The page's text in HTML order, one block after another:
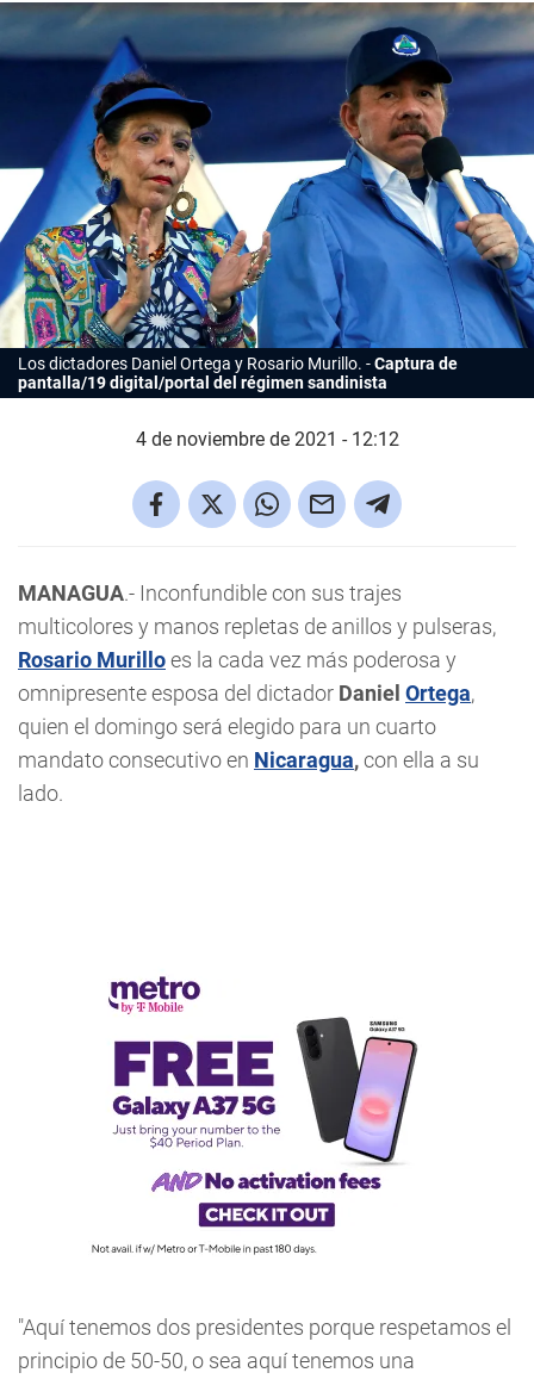
Los dictadores Daniel Ortega y Rosario Murillo.
Captura de
pantalla/19 digital/portal del régimen sandinista
4 de noviembre de 2021 - 12:12
MANAGUA.- Inconfundible con sus trajes
multicolores y manos repletas de anillos y pulseras,
Rosario Murilloes la cada vez más poderosa y
omnipresente esposa del dictador Daniel Ortega,
quien el domingo será elegido para un cuarto
mandato consecutivo en Nicaragua,con ella a su
lado.
"Aquí tenemos dos presidentes porque respetamos el
principio de 50-50, o sea aquí tenemos una